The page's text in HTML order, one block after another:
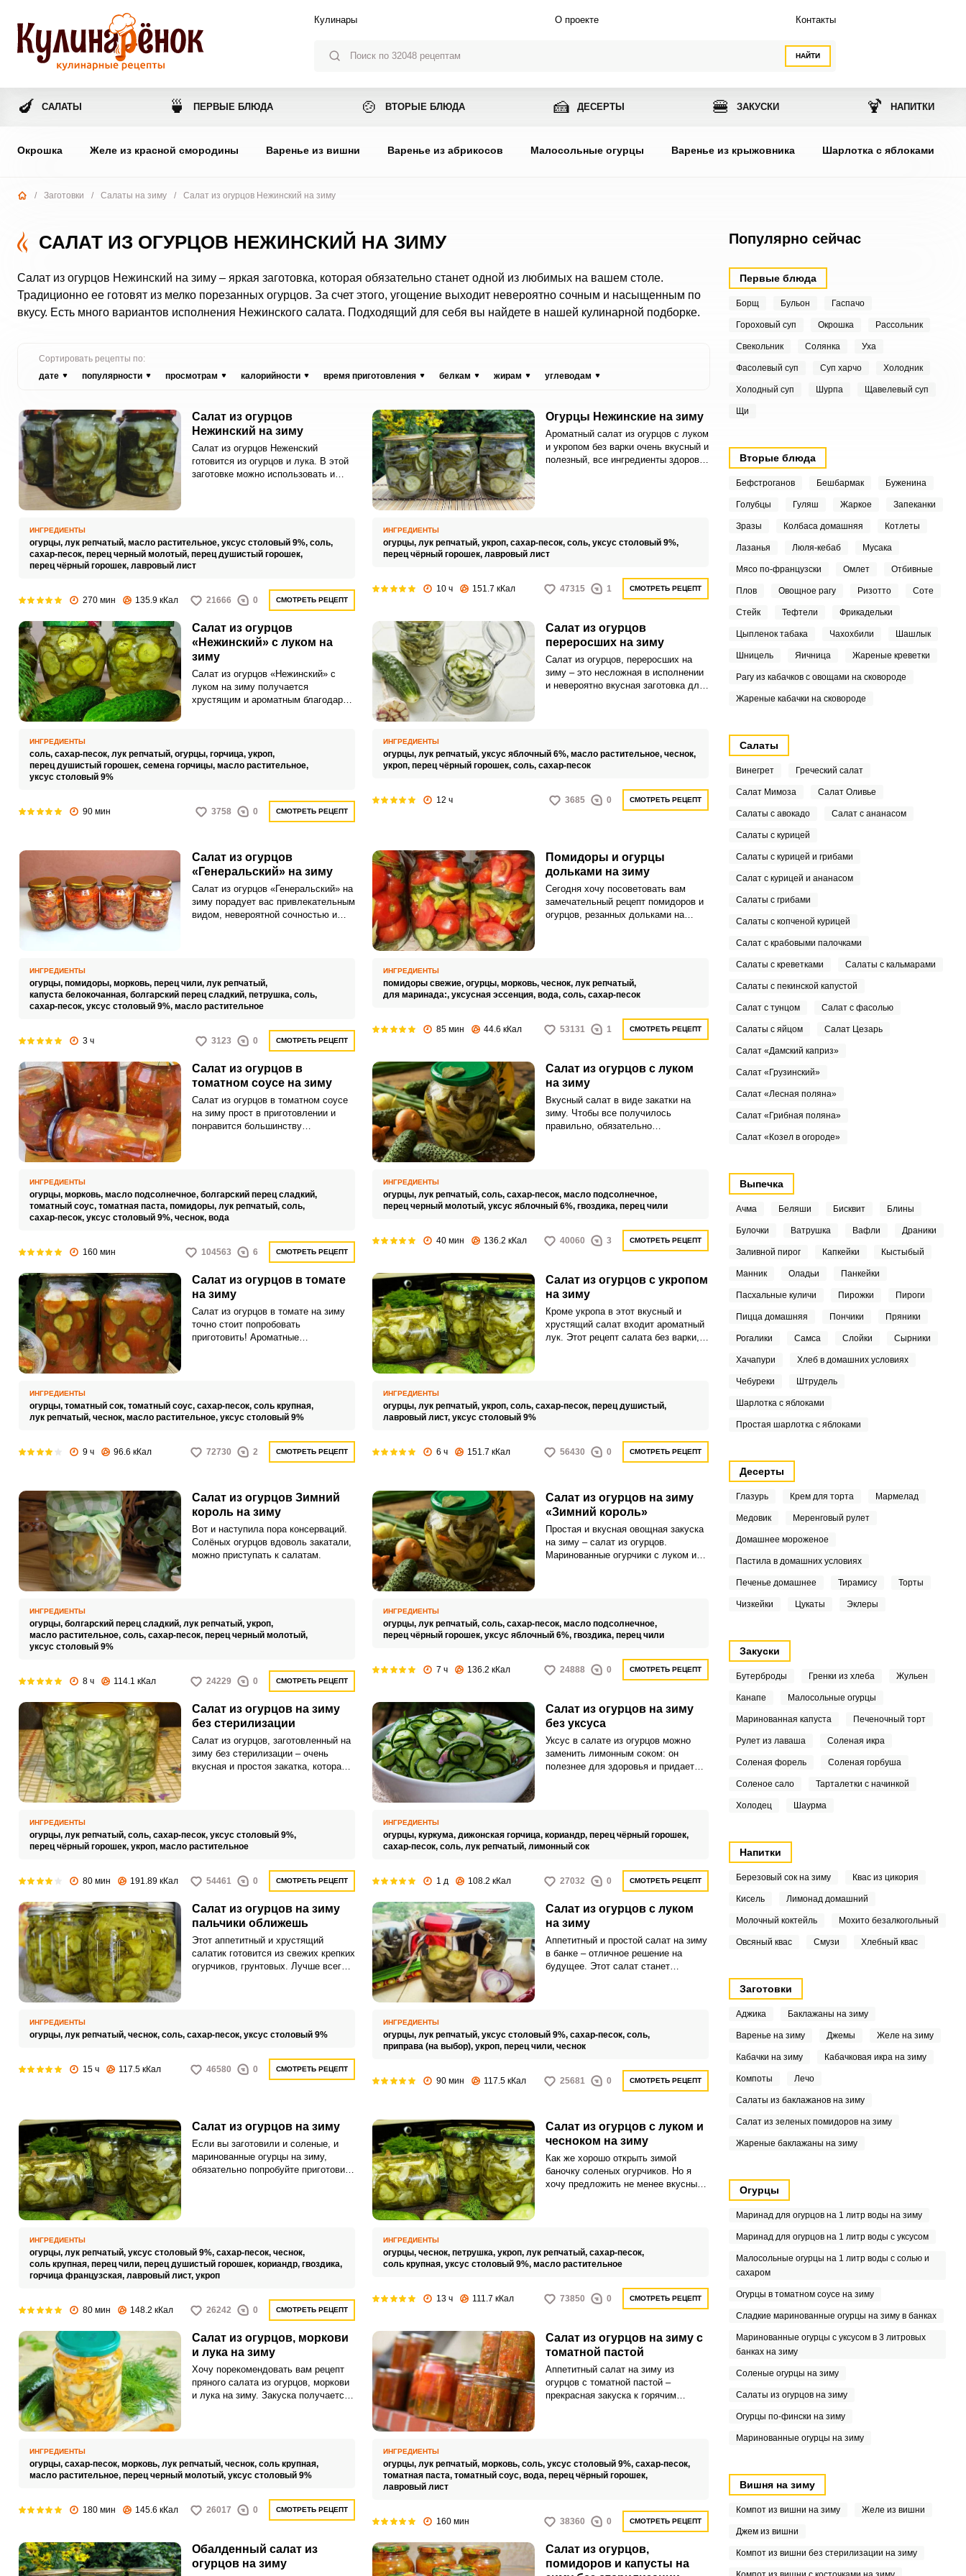
НАЙТИ
Кулинары О проекте Контакты
🍆 САЛАТЫ 🍵 ПЕРВЫЕ БЛЮДА 🍲 ВТОРЫЕ БЛЮДА 🍰 ДЕСЕРТЫ 🍔 ЗАКУСКИ 🍹 НАПИТКИ
Окрошка Желе из красной смородины Варенье из вишни Варенье из абрикосов Малосольные огурцы Варенье из крыжовника Шарлотка с яблоками
/ Заготовки / Салаты на зиму / Салат из огурцов Нежинский на зиму
САЛАТ ИЗ ОГУРЦОВ НЕЖИНСКИЙ НА ЗИМУ
Салат из огурцов Нежинский на зиму – яркая заготовка, которая обязательно станет одной из любимых на вашем столе.
Традиционно ее готовят из мелко порезанных огурцов. За счет этого, угощение выходит невероятно сочным и насыщенным по
вкусу. Есть много вариантов исполнения Нежинского салата. Подходящий для себя вы найдете в нашей кулинарной подборке.
Сортировать рецепты по:
дате
популярности просмотрам калорийности время приготовления белкам жирам углеводам
Салат из огурцов
Нежинский на зиму
Салат из огурцов Неженский
готовится из огурцов и лука. В этой
заготовке можно использовать и
ИНГРЕДИЕНТЫ
огурцы, лук репчатый, масло растительное, уксус столовый 9%, соль,
сахар-песок, перец черный молотый, перец душистый горошек,
перец чёрный горошек, лавровый лист
270 мин 135.9 кКал 21666 0 СМОТРЕТЬ РЕЦЕПТ
Огурцы Нежинские на зиму
Ароматный салат из огурцов с луком
и укропом без варки очень вкусный и
полезный, все ингредиенты здорово
ИНГРЕДИЕНТЫ
огурцы, лук репчатый, укроп, сахар-песок, соль, уксус столовый 9%,
перец чёрный горошек, лавровый лист
10 ч 151.7 кКал 47315 1 СМОТРЕТЬ РЕЦЕПТ
Салат из огурцов
«Нежинский» с луком на
зиму
Салат из огурцов «Нежинский» с
луком на зиму получается
хрустящим и ароматным благодаря
зимой.
ИНГРЕДИЕНТЫ
соль, сахар-песок, лук репчатый, огурцы, горчица, укроп,
перец душистый горошек, семена горчицы, масло растительное,
уксус столовый 9%
90 мин 3758 0 СМОТРЕТЬ РЕЦЕПТ
Салат из огурцов
переросших на зиму
Салат из огурцов, переросших на
зиму – это несложная в исполнении
и невероятно вкусная заготовка для
ИНГРЕДИЕНТЫ
огурцы, лук репчатый, уксус яблочный 6%, масло растительное, чеснок,
укроп, перец чёрный горошек, соль, сахар-песок
12 ч 3685 0 СМОТРЕТЬ РЕЦЕПТ
Салат из огурцов
«Генеральский» на зиму
Салат из огурцов «Генеральский» на
зиму порадует вас привлекательным
видом, невероятной сочностью и
ИНГРЕДИЕНТЫ
огурцы, помидоры, морковь, перец чили, лук репчатый,
капуста белокочанная, болгарский перец сладкий, петрушка, соль,
сахар-песок, уксус столовый 9%, масло растительное
3 ч 3123 0 СМОТРЕТЬ РЕЦЕПТ
Помидоры и огурцы
дольками на зиму
Сегодня хочу посоветовать вам
замечательный рецепт помидоров и
огурцов, резанных дольками на
ИНГРЕДИЕНТЫ
помидоры свежие, огурцы, морковь, чеснок, лук репчатый,
для маринада:, уксусная эссенция, вода, соль, сахар-песок
85 мин 44.6 кКал 53131 1 СМОТРЕТЬ РЕЦЕПТ
Салат из огурцов в
томатном соусе на зиму
Салат из огурцов в томатном соусе
на зиму прост в приготовлении и
понравится большинству
ИНГРЕДИЕНТЫ
огурцы, морковь, масло подсолнечное, болгарский перец сладкий,
томатный соус, томатная паста, помидоры, лук репчатый, соль,
сахар-песок, уксус столовый 9%, чеснок, вода
160 мин 104563 6 СМОТРЕТЬ РЕЦЕПТ
Салат из огурцов с луком
на зиму
Вкусный салат в виде закатки на
зиму. Чтобы все получилось
правильно, обязательно
ИНГРЕДИЕНТЫ
огурцы, лук репчатый, соль, сахар-песок, масло подсолнечное,
перец черный молотый, уксус яблочный 6%, гвоздика, перец чили
40 мин 136.2 кКал 40060 3 СМОТРЕТЬ РЕЦЕПТ
Салат из огурцов в томате
на зиму
Салат из огурцов в томате на зиму
точно стоит попробовать
приготовить! Ароматные
обеду. Вы оцените потрясающий
вкус этой домашней закуски и
этому варианту при каждой летней
заготовке овощей.
ИНГРЕДИЕНТЫ
огурцы, томатный сок, томатный соус, сахар-песок, соль крупная,
лук репчатый, чеснок, масло растительное, уксус столовый 9%
9 ч 96.6 кКал 72730 2 СМОТРЕТЬ РЕЦЕПТ
Салат из огурцов с укропом
на зиму
Кроме укропа в этот вкусный и
хрустящий салат входит ароматный
лук. Этот рецепт салата без варки,
ИНГРЕДИЕНТЫ
огурцы, лук репчатый, укроп, соль, сахар-песок, перец душистый,
лавровый лист, уксус столовый 9%
6 ч 151.7 кКал 56430 0 СМОТРЕТЬ РЕЦЕПТ
Салат из огурцов Зимний
король на зиму
Вот и наступила пора консерваций.
Солёных огурцов вдоволь закатали,
можно приступать к салатам.
ИНГРЕДИЕНТЫ
огурцы, болгарский перец сладкий, лук репчатый, укроп,
масло растительное, соль, сахар-песок, перец черный молотый,
уксус столовый 9%
8 ч 114.1 кКал 24229 0 СМОТРЕТЬ РЕЦЕПТ
Салат из огурцов на зиму
«Зимний король»
Простая и вкусная овощная закуска
на зиму – салат из огурцов.
Маринованные огурчики с луком и
ИНГРЕДИЕНТЫ
огурцы, лук репчатый, соль, сахар-песок, масло подсолнечное,
перец чёрный горошек, уксус яблочный 6%, гвоздика, перец чили
7 ч 136.2 кКал 24888 0 СМОТРЕТЬ РЕЦЕПТ
Салат из огурцов на зиму
без стерилизации
Салат из огурцов, заготовленный на
зиму без стерилизации – очень
вкусная и простоя закатка, которая
блюдами.
ИНГРЕДИЕНТЫ
огурцы, лук репчатый, соль, сахар-песок, уксус столовый 9%,
перец чёрный горошек, укроп, масло растительное
80 мин 191.89 кКал 54461 0 СМОТРЕТЬ РЕЦЕПТ
Салат из огурцов на зиму
без уксуса
Уксус в салате из огурцов можно
заменить лимонным соком: он
полезнее для здоровья и придает
ИНГРЕДИЕНТЫ
огурцы, куркума, дижонская горчица, кориандр, перец чёрный горошек,
сахар-песок, соль, лук репчатый, лимонный сок
1 д 108.2 кКал 27032 0 СМОТРЕТЬ РЕЦЕПТ
Салат из огурцов на зиму
пальчики оближешь
Этот аппетитный и хрустящий
салатик готовится из свежих крепких
огурчиков, грунтовых. Лучше всего,
ИНГРЕДИЕНТЫ
огурцы, лук репчатый, чеснок, соль, сахар-песок, уксус столовый 9%
15 ч 117.5 кКал 46580 0 СМОТРЕТЬ РЕЦЕПТ
Салат из огурцов с луком
на зиму
Аппетитный и простой салат на зиму
в банке – отличное решение на
будущее. Этот салат станет
ИНГРЕДИЕНТЫ
огурцы, лук репчатый, уксус столовый 9%, сахар-песок, соль,
приправа (на выбор), укроп, перец чили, чеснок
90 мин 117.5 кКал 25681 0 СМОТРЕТЬ РЕЦЕПТ
Салат из огурцов на зиму
Если вы заготовили и соленые, и
маринованные огурцы на зиму,
обязательно попробуйте приготовить
ИНГРЕДИЕНТЫ
огурцы, лук репчатый, уксус столовый 9%, сахар-песок, чеснок,
соль крупная, перец чили, перец душистый горошек, кориандр, гвоздика,
горчица французская, лавровый лист, укроп
80 мин 148.2 кКал 26242 0 СМОТРЕТЬ РЕЦЕПТ
Салат из огурцов с луком и
чесноком на зиму
Как же хорошо открыть зимой
баночку соленых огурчиков. Но я
хочу предложить не менее вкусный
ИНГРЕДИЕНТЫ
огурцы, чеснок, петрушка, укроп, лук репчатый, сахар-песок,
соль крупная, уксус столовый 9%, масло растительное
13 ч 111.7 кКал 73850 0 СМОТРЕТЬ РЕЦЕПТ
Салат из огурцов, моркови
и лука на зиму
Хочу порекомендовать вам рецепт
пряного салата из огурцов, моркови
и лука на зиму. Закуска получается
ИНГРЕДИЕНТЫ
огурцы, сахар-песок, морковь, лук репчатый, чеснок, соль крупная,
масло растительное, перец черный молотый, уксус столовый 9%
180 мин 145.6 кКал 26017 0 СМОТРЕТЬ РЕЦЕПТ
Салат из огурцов на зиму с
томатной пастой
Аппетитный салат на зиму из
огурцов с томатной пастой –
прекрасная закуска к горячим
ИНГРЕДИЕНТЫ
огурцы, лук репчатый, морковь, соль, уксус столовый 9%, сахар-песок,
томатная паста, томатный соус, вода, перец чёрный горошек,
лавровый лист
160 мин 38360 0 СМОТРЕТЬ РЕЦЕПТ
Обалденный салат из
огурцов на зиму
Салат из огурцов,
помидоров и капусты на
Популярно сейчас
Первые блюда
Борщ Бульон Гаспачо
Гороховый суп Окрошка Рассольник
Свекольник Солянка Уха
Фасолевый суп Суп харчо Холодник
Холодный суп Шурпа Щавелевый суп
Щи
Вторые блюда
Бефстроганов Бешбармак Буженина
Голубцы Гуляш Жаркое Запеканки
Зразы Колбаса домашняя Котлеты
Лазанья Люля-кебаб Мусака
Мясо по-французски Омлет Отбивные
Плов Овощное рагу Ризотто Соте
Стейк Тефтели Фрикадельки
Цыпленок табака Чахохбили Шашлык
Шницель Яичница Жареные креветки
Рагу из кабачков с овощами на сковороде
Жареные кабачки на сковороде
Салаты
Винегрет Греческий салат
Салат Мимоза Салат Оливье
Салаты с авокадо Салат с ананасом
Салаты с курицей
Салаты с курицей и грибами
Салат с курицей и ананасом
Салаты с грибами
Салаты с копченой курицей
Салат с крабовыми палочками
Салаты с креветками Салаты с кальмарами
Салаты с пекинской капустой
Салат с тунцом Салат с фасолью
Салаты с яйцом Салат Цезарь
Салат «Дамский каприз»
Салат «Грузинский»
Салат «Лесная поляна»
Салат «Грибная поляна»
Салат «Козел в огороде»
Выпечка
Ачма Беляши Бисквит Блины
Булочки Ватрушка Вафли Драники
Заливной пирог Капкейки Кыстыбый
Манник Оладьи Панкейки
Пасхальные куличи Пирожки Пироги
Пицца домашняя Пончики Пряники
Рогалики Самса Слойки Сырники
Хачапури Хлеб в домашних условиях
Чебуреки Штрудель
Шарлотка с яблоками
Простая шарлотка с яблоками
Десерты
Глазурь Крем для торта Мармелад
Медовик Меренговый рулет
Домашнее мороженое
Пастила в домашних условиях
Печенье домашнее Тирамису Торты
Чизкейки Цукаты Эклеры
Закуски
Бутерброды Гренки из хлеба Жульен
Канапе Малосольные огурцы
Маринованная капуста Печеночный торт
Рулет из лаваша Соленая икра
Соленая форель Соленая горбуша
Соленое сало Тарталетки с начинкой
Холодец Шаурма
Напитки
Березовый сок на зиму Квас из цикория
Кисель Лимонад домашний
Молочный коктейль Мохито безалкогольный
Овсяный квас Смузи Хлебный квас
Заготовки
Аджика Баклажаны на зиму
Варенье на зиму Джемы Желе на зиму
Кабачки на зиму Кабачковая икра на зиму
Компоты Лечо
Салаты из баклажанов на зиму
Салат из зеленых помидоров на зиму
Жареные баклажаны на зиму
Огурцы
Маринад для огурцов на 1 литр воды на зиму
Маринад для огурцов на 1 литр воды с уксусом
Малосольные огурцы на 1 литр воды с солью и
сахаром
Огурцы в томатном соусе на зиму
Сладкие маринованные огурцы на зиму в банках
Маринованные огурцы с уксусом в 3 литровых
банках на зиму
Соленые огурцы на зиму
Салаты из огурцов на зиму
Огурцы по-фински на зиму
Маринованные огурцы на зиму
Вишня на зиму
Компот из вишни на зиму Желе из вишни
Джем из вишни
Компот из вишни без стерилизации на зиму
ВХОД НА САЙТ РЕГИСТРАЦИЯ
Войдите
с помощью социальных сетей:
или
ВХОД
ЕЩЕ НЕ ЗАРЕГИСТРИРОВАННЫ?
Забыли пароль?